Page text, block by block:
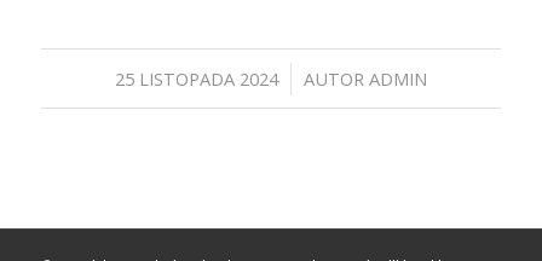
25 LISTOPADA 2024
/ AUTOR ADMIN